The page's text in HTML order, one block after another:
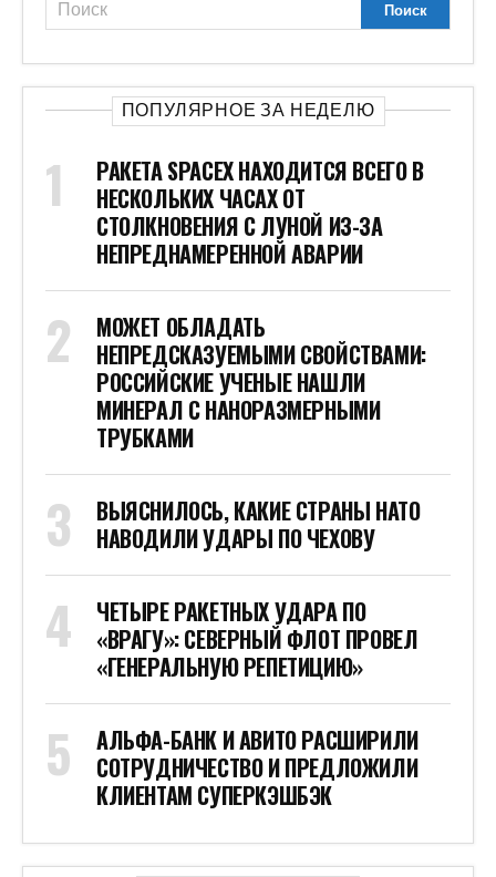
ПОПУЛЯРНОЕ ЗА НЕДЕЛЮ
РАКЕТА SPACEX НАХОДИТСЯ ВСЕГО В
НЕСКОЛЬКИХ ЧАСАХ ОТ
СТОЛКНОВЕНИЯ С ЛУНОЙ ИЗ-ЗА
НЕПРЕДНАМЕРЕННОЙ АВАРИИ
МОЖЕТ ОБЛАДАТЬ
НЕПРЕДСКАЗУЕМЫМИ СВОЙСТВАМИ:
РОССИЙСКИЕ УЧЕНЫЕ НАШЛИ
МИНЕРАЛ С НАНОРАЗМЕРНЫМИ
ТРУБКАМИ
ВЫЯСНИЛОСЬ, КАКИЕ СТРАНЫ НАТО
НАВОДИЛИ УДАРЫ ПО ЧЕХОВУ
ЧЕТЫРЕ РАКЕТНЫХ УДАРА ПО
«ВРАГУ»: СЕВЕРНЫЙ ФЛОТ ПРОВЕЛ
«ГЕНЕРАЛЬНУЮ РЕПЕТИЦИЮ»
АЛЬФА-БАНК И АВИТО РАСШИРИЛИ
СОТРУДНИЧЕСТВО И ПРЕДЛОЖИЛИ
КЛИЕНТАМ СУПЕРКЭШБЭК